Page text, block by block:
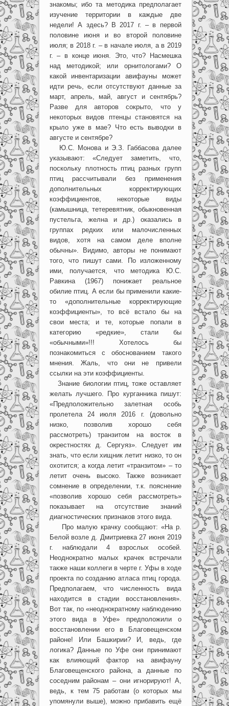
знакомы; ибо та методика предполагает
изучение территории в каждые две
недели! А здесь? В 2017 г. – в первой
половине июня и во второй половине
июля; в 2018 г. – в начале июля, а в 2019
г. – в конце июня. Это, что? Насмешка
над методикой; или орнитологами? О
какой инвентаризации авифауны может
идти речь, если отсутствуют данные за
март, апрель, май, август и сентябрь?
Разве для авторов сокрыто, что у
некоторых видов птенцы становятся на
крыло уже в мае? Что есть выводки в
августе и сентябре?
Ю.С. Монова и Э.З. Габбасова далее
указывают: «Следует заметить, что,
поскольку плотность птиц разных групп
птиц рассчитывали без применения
дополнительных корректирующих
коэффициентов, некоторые виды
(камышница, тетеревятник, обыкновенная
пустельга, желна и др.) оказались в
группах редких или малочисленных
видов, хотя на самом деле вполне
обычны». Видимо, авторы не понимают
того, что пишут сами. По изложенному
ими, получается, что методика Ю.С.
Равкина (1967) понижает реальное
обилие птиц. А если бы применили какие-
то «дополнительные корректирующие
коэффициенты», то всё встало бы на
свои места; и те, которые попали в
категорию «редкие», стали бы
«обычными»!!! Хотелось бы
познакомиться с обоснованием такого
мнения. Жаль, что они не привели
ссылки на эти коэффициенты.
Знание биологии птиц, тоже оставляет
желать лучшего. Про курганника пишут:
«Предположительно залетная особь
пролетела 24 июля 2016 г. (довольно
низко, позволив хорошо себя
рассмотреть) транзитом на восток в
окрестностях д. Сергуяз». Следует им
знать, что если хищник летит низко, то он
охотится; а когда летит «транзитом» – то
летит очень высоко. Также возникает
сомнение в определении, т.к. пояснение
«позволив хорошо себя рассмотреть»
показывает на отсутствие знаний
диагностических признаков этого вида.
Про малую крачку сообщают: «На р.
Белой возле д. Дмитриевка 27 июня 2019
г. наблюдали 4 взрослых особей.
Неоднократно малых крачек встречали
также наши коллеги в черте г. Уфы в ходе
проекта по созданию атласа птиц города.
Предполагаем, что численность вида
находится в стадии восстановления».
Вот так, по «неоднократному наблюдению
этого вида в Уфе» предположили о
восстановлении его в Благовещенском
районе! Или Башкирии? И, ведь, где
логика? Данные по Уфе они принимают
как влияющий фактор на авифауну
Благовещенского района, а данные по
соседним районам – они игнорируют! А,
ведь, к тем 75 работам (о которых мы
упомянули выше), можно прибавить ещё